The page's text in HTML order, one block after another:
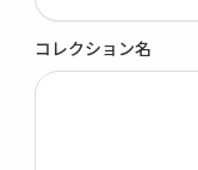
コレクション名